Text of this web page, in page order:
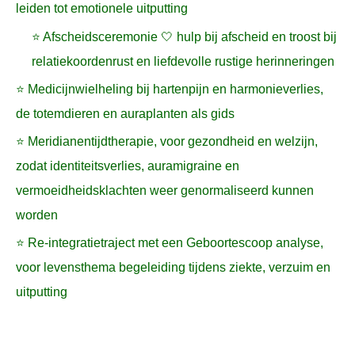
leiden tot emotionele uitputting
⭐ Afscheidsceremonie 🤍 hulp bij afscheid en troost bij
relatiekoordenrust en liefdevolle rustige herinneringen
⭐ Medicijnwielheling bij hartenpijn en harmonieverlies,
de totemdieren en auraplanten als gids
⭐ Meridianentijdtherapie, voor gezondheid en welzijn,
zodat identiteitsverlies, auramigraine en
vermoeidheidsklachten weer genormaliseerd kunnen
worden
⭐ Re-integratietraject met een Geboortescoop analyse,
voor levensthema begeleiding tijdens ziekte, verzuim en
uitputting